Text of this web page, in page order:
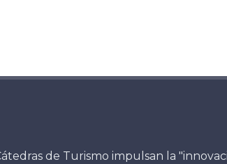
de Turismo impulsan la